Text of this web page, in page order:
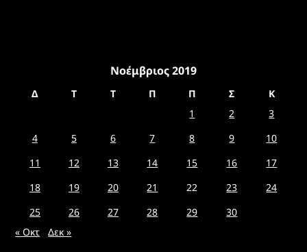
Νοέμβριος 2019
Δ Τ Τ Π Π Σ
Κ
1
2
3
4
5 6 7 8 9
10
11
12 13 14 15 16
17
18
19 20 21 22 23
24
25
26 27 28 29
30
« Οκτ
Δεκ »